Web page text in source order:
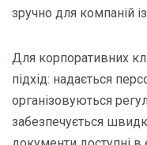
зручно для компаній
Для корпоративних
підхід: надається
організовуються
забезпечується